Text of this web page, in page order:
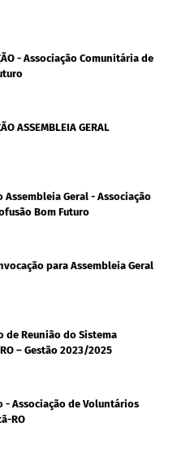
- Associação Comunitária de
ASSEMBLEIA GERAL
Geral - Associação
Bom Futuro
para Assembleia Geral
de Reunião do Sistema
– Gestão 2023/2025
- Associação de Voluntários
RO